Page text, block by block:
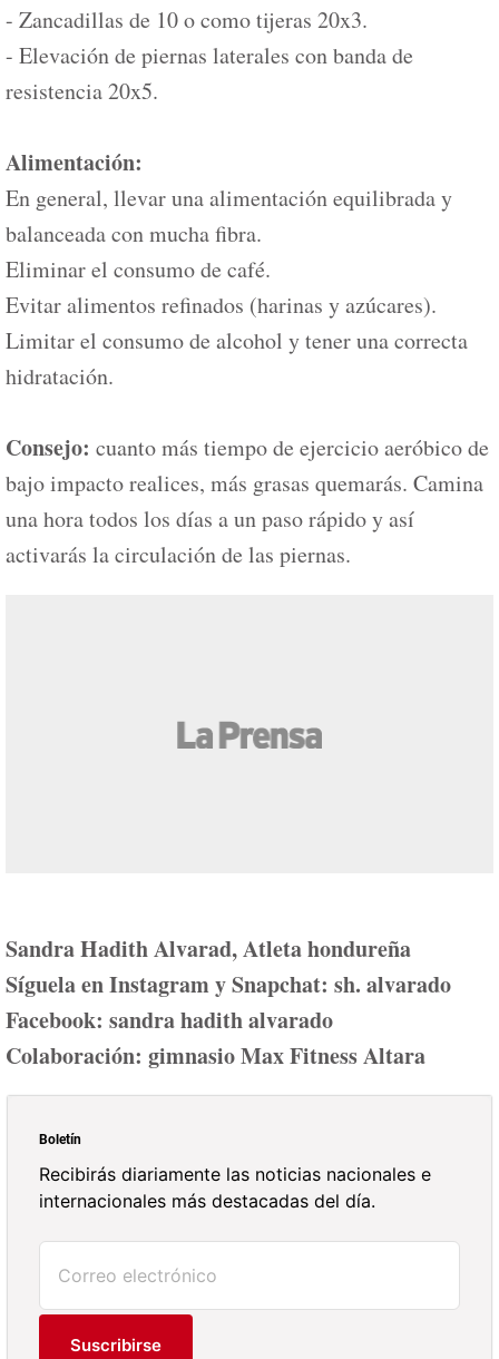
- Zancadillas de 10 o como tijeras 20x3.
- Elevación de piernas laterales con banda de
resistencia 20x5.
Alimentación:
En general, llevar una alimentación equilibrada y
balanceada con mucha fibra.
Eliminar el consumo de café.
Evitar alimentos refinados (harinas y azúcares).
Limitar el consumo de alcohol y tener una correcta
hidratación.
Consejo: cuanto más tiempo de ejercicio aeróbico de
bajo impacto realices, más grasas quemarás. Camina
una hora todos los días a un paso rápido y así
activarás la circulación de las piernas.
Sandra Hadith Alvarad, Atleta hondureña
Síguela en Instagram y Snapchat: sh. alvarado
Facebook: sandra hadith alvarado
Colaboración: gimnasio Max Fitness Altara
Boletín
Recibirás diariamente las noticias nacionales e
internacionales más destacadas del día.
Suscribirse